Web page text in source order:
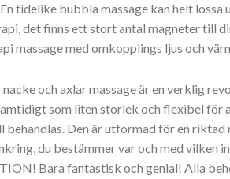
tidelike bubbla massage kan helt lossa
det finns ett stort antal magneter till
massage med omkopplings ljus och
och axlar massage är en verklig
som liten storlek och flexibel för
behandlas. Den är utformad för en riktad
du bestämmer var och med vilken
Bara fantastisk och genial! Alla